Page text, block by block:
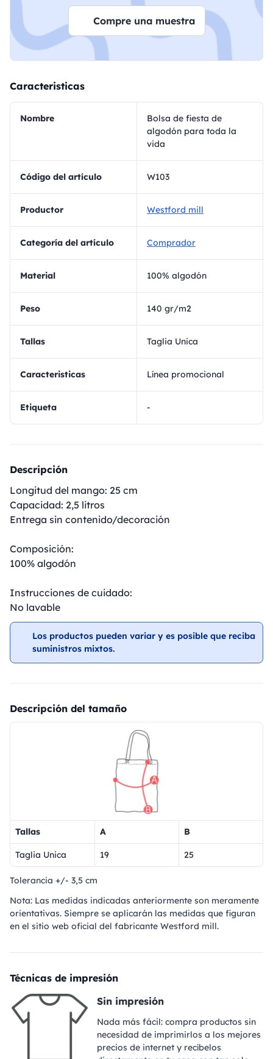
Compre una muestra
Caracteristicas
Nombre
Bolsa de fiesta de
algodón para toda la
vida
Código del artículo W103
Productor Westford mill
Categoría del artículo Comprador
Material 100% algodón
Peso 140 gr/m2
Tallas Taglia Unica
Caracteristicas Línea promocional
Etiqueta -
Descripción
Longitud del mango: 25 cm
Capacidad: 2,5 litros
Entrega sin contenido/decoración
Composición:
100% algodón
Instrucciones de cuidado:
No lavable
Los productos pueden variar y es posible que reciba
suministros mixtos.
Descripción del tamaño
Tallas A B
Taglia Unica 19 25
Tolerancia +/- 3,5 cm
Nota: Las medidas indicadas anteriormente son meramente
orientativas. Siempre se aplicarán las medidas que figuran
en el sitio web oficial del fabricante Westford mill.
Técnicas de impresión
Sin impresión
Nada más fácil: compra productos sin
necesidad de imprimirlos a los mejores
precios de internet y recíbelos